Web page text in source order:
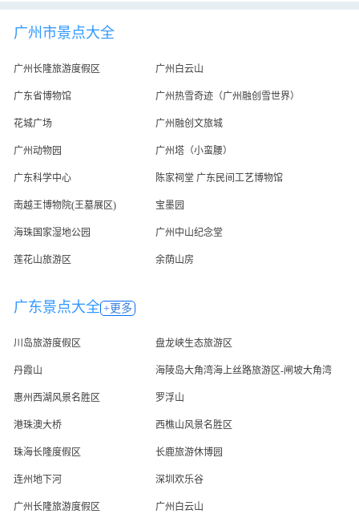
广州市景点大全
广州长隆旅游度假区 广州白云山
广东省博物馆 广州热雪奇迹（广州融创雪世界）
花城广场 广州融创文旅城
广州动物园 广州塔（小蛮腰）
广东科学中心 陈家祠堂 广东民间工艺博物馆
南越王博物院(王墓展区) 宝墨园
海珠国家湿地公园 广州中山纪念堂
莲花山旅游区 余荫山房
广东景点大全 +更多
川岛旅游度假区 盘龙峡生态旅游区
丹霞山 海陵岛大角湾海上丝路旅游区-闸坡大角湾
惠州西湖风景名胜区 罗浮山
港珠澳大桥 西樵山风景名胜区
珠海长隆度假区 长鹿旅游休博园
连州地下河 深圳欢乐谷
广州长隆旅游度假区 广州白云山